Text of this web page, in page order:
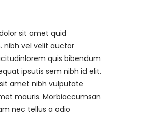
sit amet quid
nibh vel velit auctor
quis bibendum
ipsutis sem nibh id elit.
amet nibh vulputate
mauris. Morbiaccumsan
nec tellus a odio